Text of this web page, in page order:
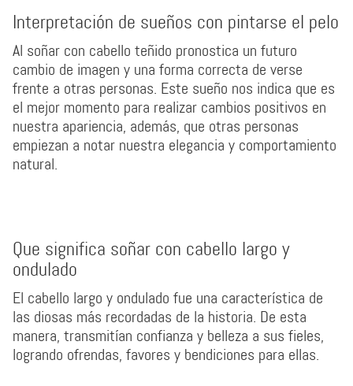
Interpretación de sueños con pintarse el pelo
Al soñar con cabello teñido pronostica un futuro
cambio de imagen y una forma correcta de verse
frente a otras personas. Este sueño nos indica que es
el mejor momento para realizar cambios positivos en
nuestra apariencia, además, que otras personas
empiezan a notar nuestra elegancia y comportamiento
natural.
Que significa soñar con cabello largo y
ondulado
El cabello largo y ondulado fue una característica de
las diosas más recordadas de la historia. De esta
manera, transmitían confianza y belleza a sus fieles,
logrando ofrendas, favores y bendiciones para ellas.